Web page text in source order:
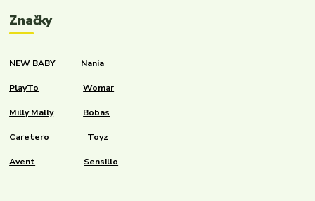
Značky
NEW BABY Nania
PlayTo Womar
Milly Mally Bobas
Caretero Toyz
Avent Sensillo